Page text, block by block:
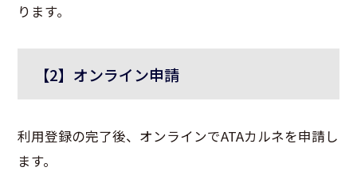
ります。
【2】オンライン申請
利用登録の完了後、オンラインでATAカルネを申請し
ます。